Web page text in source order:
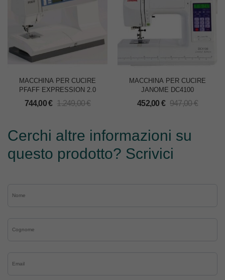
MACCHINA PER CUCIRE
PFAFF EXPRESSION 2.0
744,00€ 1.249,00€
MACCHINA PER CUCIRE
JANOME DC4100
452,00 € 947,00€
Cerchi altre informazioni su
questo prodotto? Scrivici